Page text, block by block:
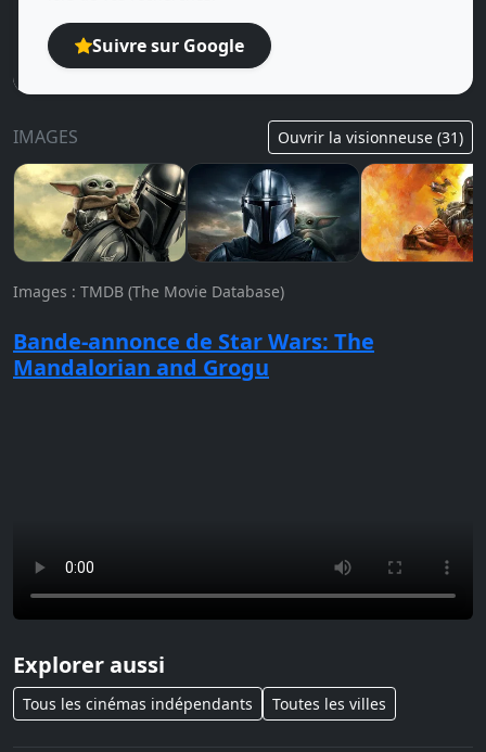
Suivre sur Google
IMAGES Ouvrir la visionneuse (31)
Images : TMDB (The Movie Database)
Bande-annonce de Star Wars: The
Mandalorian and Grogu
Explorer aussi
Tous les cinémas indépendants Toutes les villes